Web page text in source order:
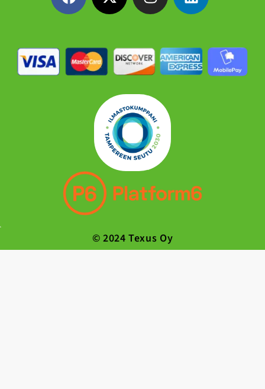
© 2024 Texus Oy